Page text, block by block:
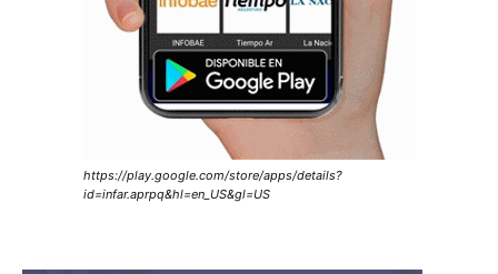
https://play.google.com/store/apps/details?
id=infar.aprpq&hl=en_US&gl=US